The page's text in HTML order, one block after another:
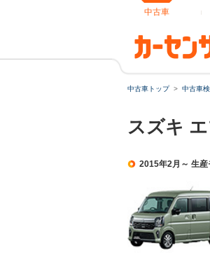
中古車
中古車トップ 中古車
スズキ
2015年2月～ 生産